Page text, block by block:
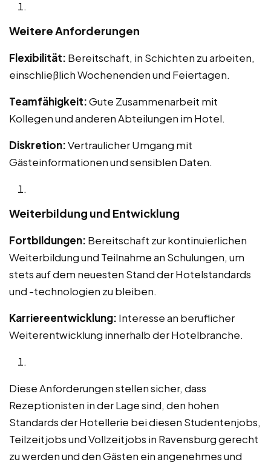
Weitere Anforderungen
Flexibilität: Bereitschaft, in Schichten zu arbeiten,
einschließlich Wochenenden und Feiertagen.
Teamfähigkeit:Gute Zusammenarbeit mit
Kollegen und anderen Abteilungen im Hotel.
Diskretion:Vertraulicher Umgang mit
Gästeinformationen und sensiblen Daten.
Weiterbildung und Entwicklung
Fortbildungen: Bereitschaft zur kontinuierlichen
Weiterbildung und Teilnahme an Schulungen, um
stets auf dem neuesten Stand der Hotelstandards
und -technologien zu bleiben.
Karriereentwicklung: Interesse an beruflicher
Weiterentwicklung innerhalb der Hotelbranche.
Diese Anforderungen stellen sicher, dass
Rezeptionisten in der Lage sind, den hohen
Standards der Hotellerie bei diesen Studentenjobs,
Teilzeitjobs und Vollzeitjobs in Ravensburg gerecht
zu werden und den Gästen ein angenehmes und